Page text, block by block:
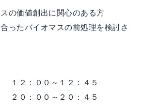
スの価値創出に関心のある方
ったバイオマスの前処理を検討さ
１２：００～１２：４５
２０：００～２０：４５